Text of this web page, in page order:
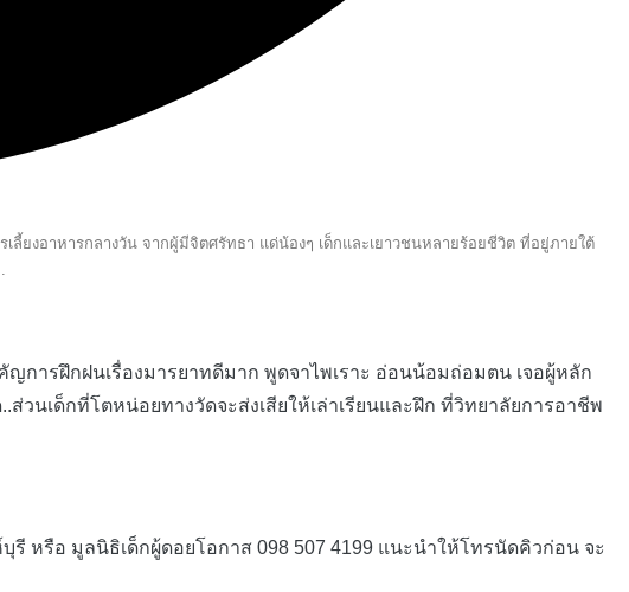
ยงอาหารกลางวัน จากผู้มีจิตศรัทธา แด่น้องๆ เด็กและเยาวชนหลายร้อยชีวิต ที่อยู่ภายใต้
รฝึกฝนเรื่องมารยาทดีมาก พูดจาไพเราะ อ่อนน้อมถ่อมตน เจอผู้หลัก
นเด็กที่โตหน่อยทางวัดจะส่งเสียให้เล่าเรียนและฝึก ที่วิทยาลัยการอาชีพ
รือ มูลนิธิเด็กผู้ดอยโอกาส 098 507 4199 แนะนำให้โทรนัดคิวก่อน จะ